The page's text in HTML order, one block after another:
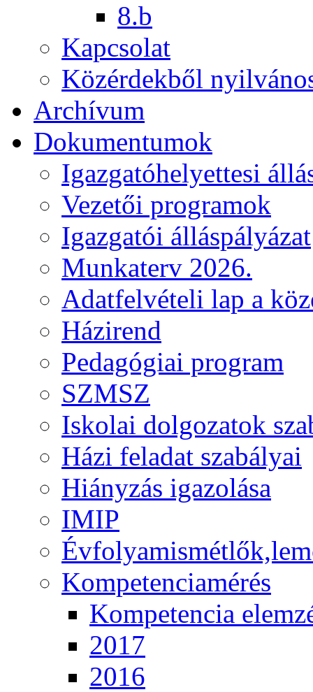
8.b
Kapcsolat
Közérdekből
Archívum
Dokumentumok
Igazgatóhelyettesi
Vezetői programok
Igazgatói álláspályázat
Munkaterv 2026.
Adatfelvételi lap a
Házirend
Pedagógiai program
SZMSZ
Iskolai dolgozatok
Házi feladat szabályai
Hiányzás igazolása
IMIP
Kompetenciamérés
Kompetencia
2017
2016